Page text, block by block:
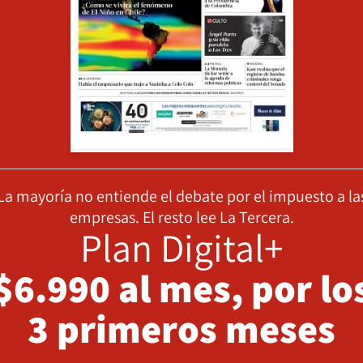
mayoría no entiende el debate por el impuesto a
empresas. El resto lee La Tercera.
Plan Digital+
al mes, por
3 primeros meses